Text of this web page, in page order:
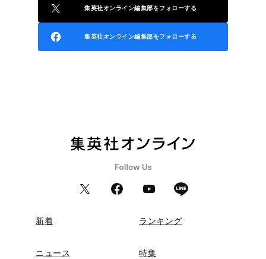
集英社オンライン編集部をフォローする
集英社オンライン編集部をフォローする
新着 ランキング
ニュース 特集